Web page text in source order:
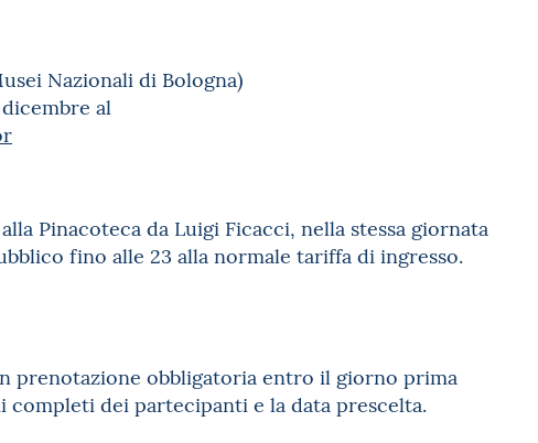
Nazionali di Bologna)
al
Pinacoteca da Luigi Ficacci, nella stessa giornata
fino alle 23 alla normale tariffa di ingresso.
prenotazione obbligatoria entro il giorno prima
completi dei partecipanti e la data prescelta.